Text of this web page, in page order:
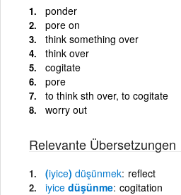
ponder
pore on
think something over
think over
cogitate
pore
to think sth over, to cogitate
worry out
Relevante Übersetzungen
(iyice) düşünmek reflect
iyice düşünme cogitation